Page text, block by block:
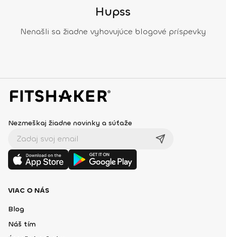
Hupss
Nenašli sa žiadne vyhovujúce blogové príspevky
Nezmeškaj žiadne novinky a súťaže
VIAC O NÁS
Blog
Náš tím